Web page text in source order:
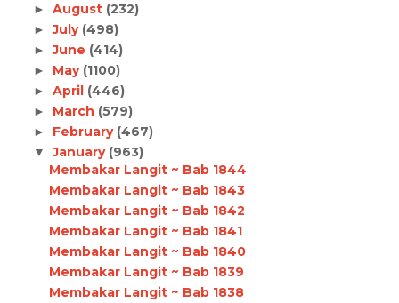
► August (232)
►July (498)
►June (414)
► May (1100)
► April (446)
► March (579)
► February (467)
▼January (963)
Membakar Langit ~ Bab 1844
Membakar Langit ~ Bab 1843
Membakar Langit ~ Bab 1842
Membakar Langit ~ Bab 1841
Membakar Langit ~ Bab 1840
Membakar Langit ~ Bab 1839
Membakar Langit ~ Bab 1838